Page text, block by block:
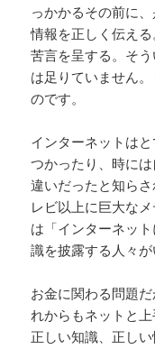
っかかるその前に
情報を正しく伝え
苦言を呈する。そ
は足りていません
のです。
インターネットは
つかったり、時に
違いだったと知ら
レビ以上に巨大な
は「インターネッ
識を披露する人々が
お金に関わる問題
れからもネットと
正しい知識、正しい